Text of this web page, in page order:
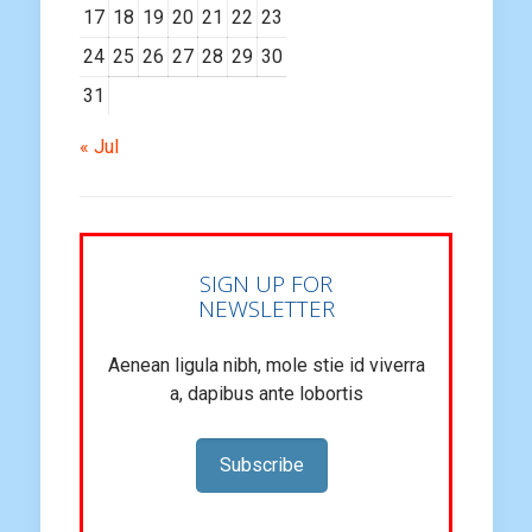
17 18 19 20 21 22 23
24 25 26 27 28 29 30
31
« Jul
SIGN UP FOR
NEWSLETTER
Aenean ligula nibh, mole stie id viverra
a, dapibus ante lobortis
Subscribe